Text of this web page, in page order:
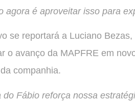
agora é aproveitar isso para
se reportará a Luciano
o avanço da MAPFRE em
companhia.
do Fábio reforça nossa